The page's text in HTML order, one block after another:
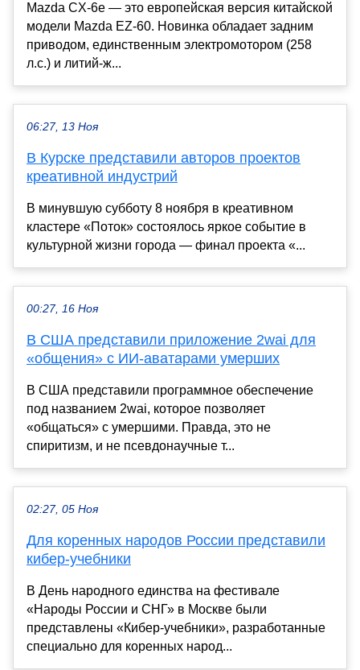
Mazda CX-6e — это европейская версия китайской
модели Mazda EZ-60. Новинка обладает задним
приводом, единственным электромотором (258
л.с.) и литий-ж...
06:27, 13 Ноя
В Курске представили авторов проектов
креативной индустрий
В минувшую субботу 8 ноября в креативном
кластере «Поток» состоялось яркое событие в
культурной жизни города — финал проекта «...
00:27, 16 Ноя
В США представили приложение 2wai для
«общения» с ИИ-аватарами умерших
В США представили программное обеспечение
под названием 2wai, которое позволяет
«общаться» с умершими. Правда, это не
спиритизм, и не псевдонаучные т...
02:27, 05 Ноя
Для коренных народов России представили
кибер-учебники
В День народного единства на фестивале
«Народы России и СНГ» в Москве были
представлены «Кибер-учебники», разработанные
специально для коренных народ...